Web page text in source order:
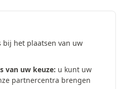
het plaatsen van uw
van uw keuze: u kunt uw
partnercentra brengen